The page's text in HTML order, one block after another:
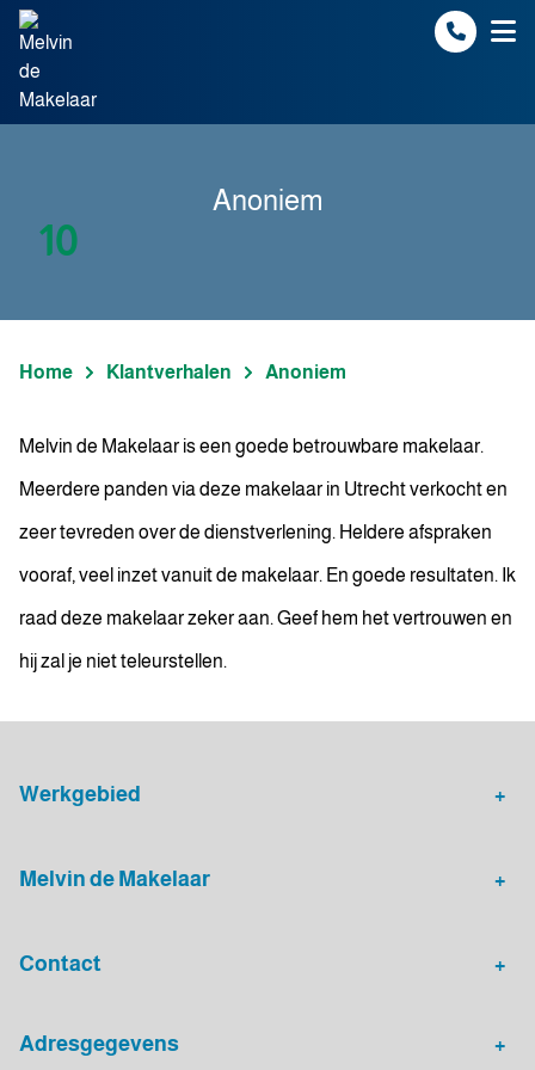
Spring naar inhoud
Anoniem
10
Home Klantverhalen Anoniem
Melvin de Makelaar is een goede betrouwbare makelaar.
Meerdere panden via deze makelaar in Utrecht verkocht en
zeer tevreden over de dienstverlening. Heldere afspraken
vooraf, veel inzet vanuit de makelaar. En goede resultaten. Ik
raad deze makelaar zeker aan. Geef hem het vertrouwen en
hij zal je niet teleurstellen.
Werkgebied
Melvin de Makelaar
Contact
030 - 20 72 575
Adresgegevens